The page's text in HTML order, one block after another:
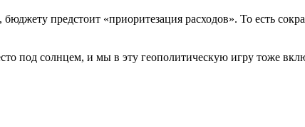
предстоит «приоритезация расходов». То есть
под солнцем, и мы в эту геополитическую игру тоже